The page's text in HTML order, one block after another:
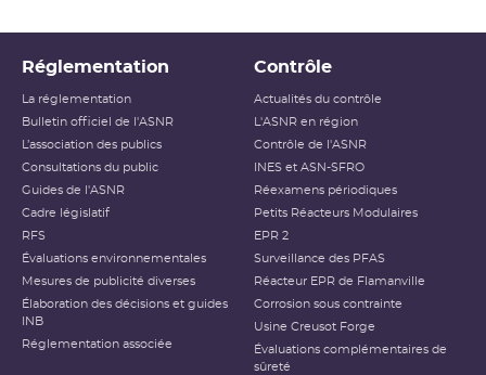
Réglementation
La réglementation
Bulletin officiel de l'ASNR
L’association des publics
Consultations du public
Guides de l'ASNR
Cadre législatif
RFS
Évaluations environnementales
Mesures de publicité diverses
Élaboration des décisions et guides
INB
Réglementation associée
Contrôle
Actualités du contrôle
L'ASNR en région
Contrôle de l'ASNR
INES et ASN-SFRO
Réexamens périodiques
Petits Réacteurs Modulaires
EPR 2
Surveillance des PFAS
Réacteur EPR de Flamanville
Corrosion sous contrainte
Usine Creusot Forge
Évaluations complémentaires de
sûreté